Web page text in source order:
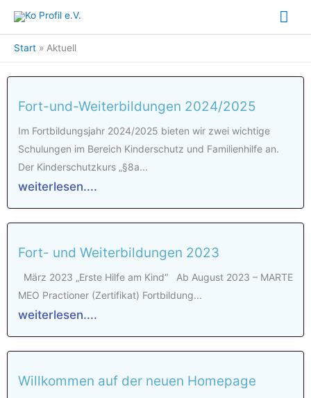
Inhalt
springen
Start Aktuell
Fort-und-Weiterbildungen 2024/2025
Im Fortbildungsjahr 2024/2025 bieten wir zwei wichtige
Schulungen im Bereich Kinderschutz und Familienhilfe an.
Der Kinderschutzkurs „§8a...
weiterlesen....
Fort- und Weiterbildungen 2023
März 2023 „Erste Hilfe am Kind“ Ab August 2023 – MARTE
MEO Practioner (Zertifikat) Fortbildung...
weiterlesen....
Willkommen auf der neuen Homepage